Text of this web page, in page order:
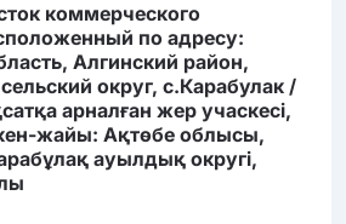
коммерческого
по адресу:
Алгинский район,
округ, с.Карабулак /
арналған жер учаскесі,
жайы: Ақтөбе облысы,
ауылдық округі,